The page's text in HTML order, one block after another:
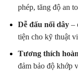
phép, tăng độ an
Dễ đấu nối dây–
tiện cho kỹ thuật
Tương thích
đảm bảo độ khớp